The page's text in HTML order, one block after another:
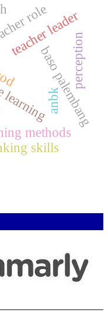
teacher leader
baso palembang
methods
skills
anbk
perception
role